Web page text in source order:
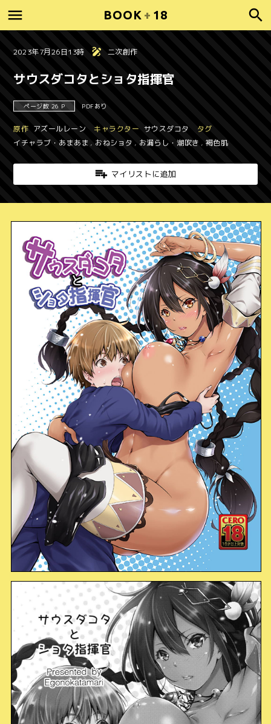
BOOK + 18
2023年7月26日13時 二次創作
サウスダコタとショタ指揮官
ページ数 26 P PDFあり
原作 アズールレーン キャラクター サウスダコタ
タグ
イチャラブ・あまあま , おねショタ , お漏らし・潮吹き , 褐色肌
マイリストに追加